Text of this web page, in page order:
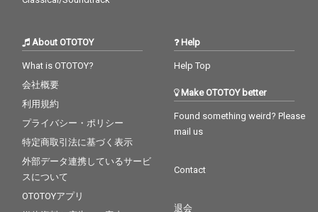
About OTOTOY
What is OTOTOY?
会社概要
利用規約
プライバシー・ポリシー
特定商取引法に基づく表示
外部データ連携しているサービ
スについて
OTOTOYアプリ
Help
Help Top
Make OTOTOY better
Found something weird? Please
mail us
Contact
退会